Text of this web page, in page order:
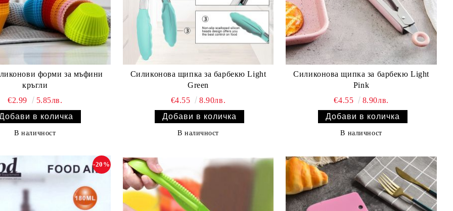
форми за мъфини
кръгли
€2.99
5.85лв.
В наличност
Силиконова щипка за барбекю Light
Green
€4.55
8.90лв.
В наличност
Силиконова щипка за барбекю Light
Pink
€4.55
8.90лв.
В наличност
-20%